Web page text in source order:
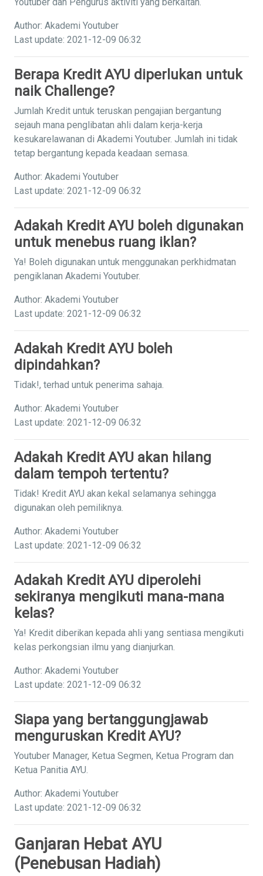
Author: Akademi Youtuber
Last update: 2021-12-09 06:32
Berapa Kredit AYU diperlukan untuk
naik Challenge?
Jumlah Kredit untuk teruskan pengajian bergantung
sejauh mana penglibatan ahli dalam kerja-kerja
kesukarelawanan di Akademi Youtuber. Jumlah ini tidak
tetap bergantung kepada keadaan semasa.
Author: Akademi Youtuber
Last update: 2021-12-09 06:32
Adakah Kredit AYU boleh digunakan
untuk menebus ruang iklan?
Ya! Boleh digunakan untuk menggunakan perkhidmatan
pengiklanan Akademi Youtuber.
Author: Akademi Youtuber
Last update: 2021-12-09 06:32
Adakah Kredit AYU boleh
dipindahkan?
Tidak!, terhad untuk penerima sahaja.
Author: Akademi Youtuber
Last update: 2021-12-09 06:32
Adakah Kredit AYU akan hilang
dalam tempoh tertentu?
Tidak! Kredit AYU akan kekal selamanya sehingga
digunakan oleh pemiliknya.
Author: Akademi Youtuber
Last update: 2021-12-09 06:32
Adakah Kredit AYU diperolehi
sekiranya mengikuti mana-mana
kelas?
Ya! Kredit diberikan kepada ahli yang sentiasa mengikuti
kelas perkongsian ilmu yang dianjurkan.
Author: Akademi Youtuber
Last update: 2021-12-09 06:32
Siapa yang bertanggungjawab
menguruskan Kredit AYU?
Youtuber Manager, Ketua Segmen, Ketua Program dan
Ketua Panitia AYU.
Author: Akademi Youtuber
Last update: 2021-12-09 06:32
Ganjaran Hebat AYU
(Penebusan Hadiah)